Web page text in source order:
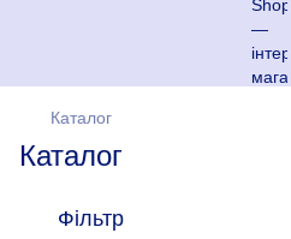
Каталог
Каталог
Фільтр